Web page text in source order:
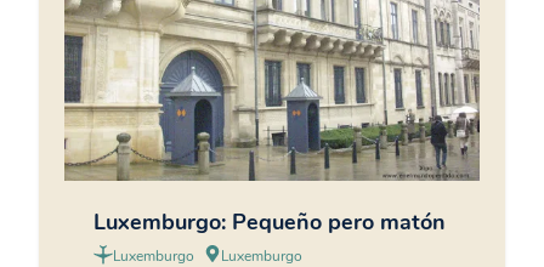
Luxemburgo: Pequeño pero matón
Luxemburgo Luxemburgo